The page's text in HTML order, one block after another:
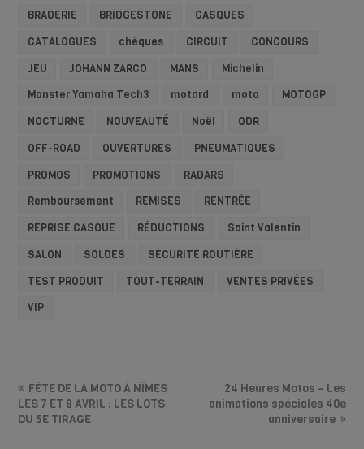
BRADERIE
BRIDGESTONE
CASQUES
CATALOGUES
chèques CIRCUIT
CONCOURS
JEU
JOHANN ZARCO MANS
Michelin
Monster Yamaha Tech3
motard moto
MOTOGP
NOCTURNE
NOUVEAUTÉ Noël
ODR
OFF-ROAD
OUVERTURES
PNEUMATIQUES
PROMOS
PROMOTIONS
RADARS
Remboursement
REMISES
RENTRÉE
REPRISE CASQUE
RÉDUCTIONS
Saint Valentin
SALON
SOLDES
SÉCURITÉ ROUTIÈRE
TEST PRODUIT
TOUT-TERRAIN
VENTES PRIVÉES
VIP
FÊTE DE LA MOTO À NÎMES
LES 7 ET 8 AVRIL : LES LOTS
DU 5E TIRAGE
24 Heures Motos – Les
animations spéciales 40e
anniversaire